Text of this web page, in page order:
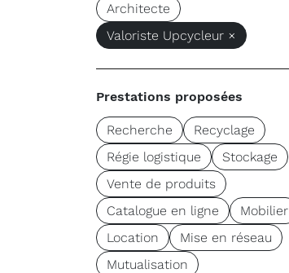
Architecte
Valoriste Upcycleur ×
Prestations proposées
Recherche
Recyclage
Régie logistique
Stockage
Vente de produits
Catalogue en ligne
Mobilier
Location
Mise en réseau
Mutualisation